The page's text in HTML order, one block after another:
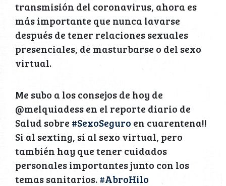
transmisión del coronavirus, ahora es
más importante que nunca lavarse
después de tener relaciones sexuales
presenciales, de masturbarse o del sexo
virtual.
Me subo a los consejos de hoy de
@melquiadess en el reporte diario de
Salud sobre #SexoSeguro en cuarentena!!
Si al sexting, si al sexo virtual, pero
también hay que tener cuidados
personales importantes junto con los
temas sanitarios.#AbroHilo